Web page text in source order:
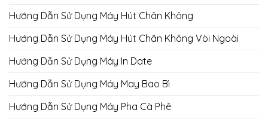
Hướng Dẫn Sử Dụng Máy Hút Chân Không
Hướng Dẫn Sử Dụng Máy Hút Chân Không Vòi Ngoài
Hướng Dẫn Sử Dụng Máy In Date
Hướng Dẫn Sử Dụng Máy May Bao Bì
Hướng Dẫn Sử Dụng Máy Pha Cà Phê